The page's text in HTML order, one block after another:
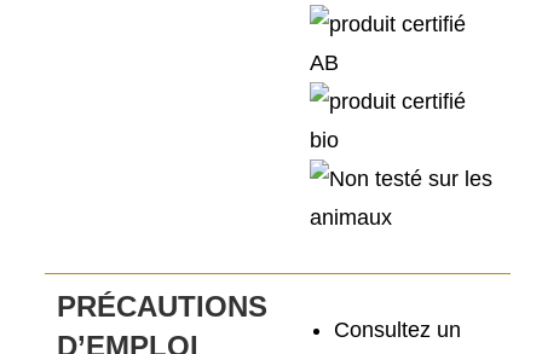
PRÉCAUTIONS
D’EMPLOI
Consultez un